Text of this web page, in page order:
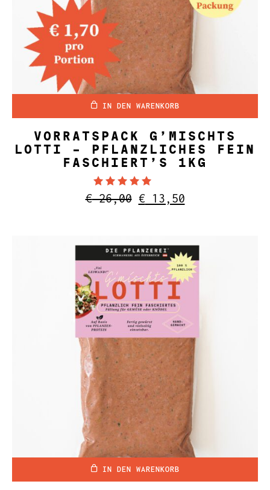
IN DEN WARENKORB
VORRATSPACK G’MISCHTS
LOTTI – PFLANZLICHES FEIN
FASCHIERT’S 1KG
Bewertet mit
4.91
€26,00 Ursprünglicher
€ 13,50Aktueller
IN DEN WARENKORB